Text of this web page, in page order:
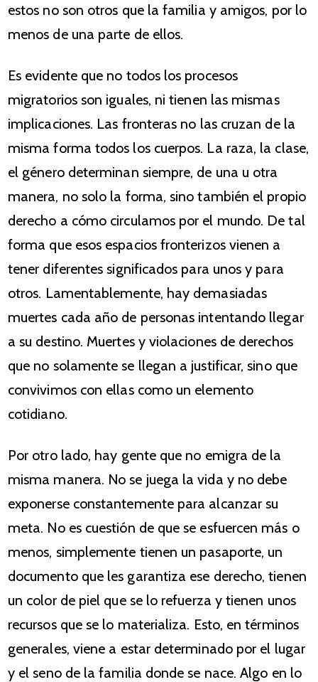
estos no son otros que la familia y amigos, por lo
menos de una parte de ellos.
Es evidente que no todos los procesos
migratorios son iguales, ni tienen las mismas
implicaciones. Las fronteras no las cruzan de la
misma forma todos los cuerpos. La raza, la clase,
el género determinan siempre, de una u otra
manera, no solo la forma, sino también el propio
derecho a cómo circulamos por el mundo. De tal
forma que esos espacios fronterizos vienen a
tener diferentes significados para unos y para
otros. Lamentablemente, hay demasiadas
muertes cada año de personas intentando llegar
a su destino. Muertes y violaciones de derechos
que no solamente se llegan a justificar, sino que
convivimos con ellas como un elemento
cotidiano.
Por otro lado, hay gente que no emigra de la
misma manera. No se juega la vida y no debe
exponerse constantemente para alcanzar su
meta. No es cuestión de que se esfuercen más o
menos, simplemente tienen un pasaporte, un
documento que les garantiza ese derecho, tienen
un color de piel que se lo refuerza y tienen unos
recursos que se lo materializa. Esto, en términos
generales, viene a estar determinado por el lugar
y el seno de la familia donde se nace. Algo en lo